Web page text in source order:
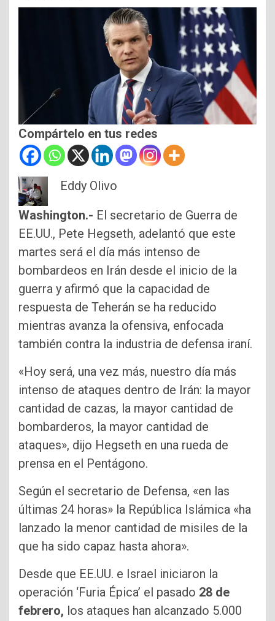
Compártelo en tus redes
Eddy Olivo
Washington.- El secretario de Guerra de
EE.UU., Pete Hegseth, adelantó que este
martes será el día más intenso de
bombardeos en Irán desde el inicio de la
guerra y afirmó que la capacidad de
respuesta de Teherán se ha reducido
mientras avanza la ofensiva, enfocada
también contra la industria de defensa iraní.
«Hoy será, una vez más, nuestro día más
intenso de ataques dentro de Irán: la mayor
cantidad de cazas, la mayor cantidad de
bombarderos, la mayor cantidad de
ataques», dijo Hegseth en una rueda de
prensa en el Pentágono.
Según el secretario de Defensa, «en las
últimas 24 horas» la República Islámica «ha
lanzado la menor cantidad de misiles de la
que ha sido capaz hasta ahora».
Desde que EE.UU. e Israel iniciaron la
operación ‘Furia Épica’ el pasado 28 de
febrero, los ataques han alcanzado 5.000